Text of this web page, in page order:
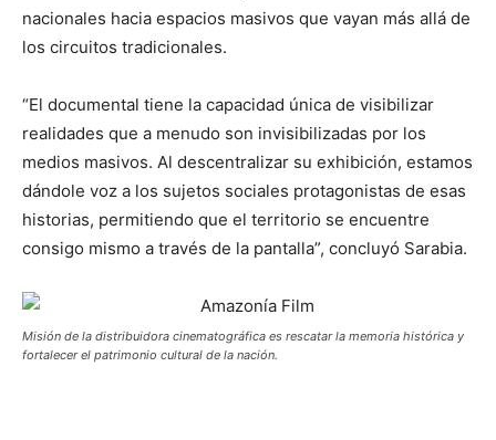
nacionales hacia espacios masivos que vayan más allá de
los circuitos tradicionales.
“El documental tiene la capacidad única de visibilizar
realidades que a menudo son invisibilizadas por los
medios masivos. Al descentralizar su exhibición, estamos
dándole voz a los sujetos sociales protagonistas de esas
historias, permitiendo que el territorio se encuentre
consigo mismo a través de la pantalla”, concluyó Sarabia.
Misión de la distribuidora cinematográfica es rescatar la memoria histórica y
fortalecer el patrimonio cultural de la nación.